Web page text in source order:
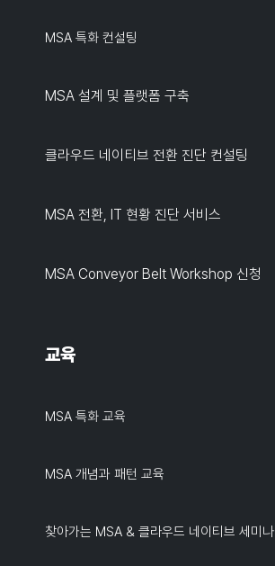
MSA 특화 컨설팅
MSA 설계 및 플랫폼 구축
클라우드 네이티브 전환 진단 컨설팅
MSA 전환, IT 현황 진단 서비스
MSA Conveyor Belt Workshop 신청
교육
MSA 특화 교육
MSA 개념과 패턴 교육
찾아가는 MSA & 클라우드 네이티브 세미나